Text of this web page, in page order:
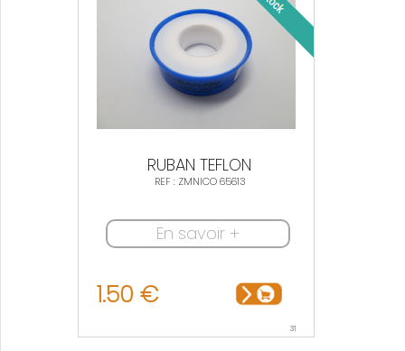
RUBAN TEFLON
REF : ZMNICO 65613
En savoir +
1.50 €
31